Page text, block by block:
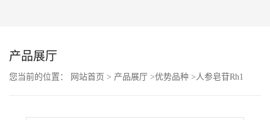
动
产品展厅
您当前的位置： 网站首页 > 产品展厅 >优势品种 >人参皂苷Rh1